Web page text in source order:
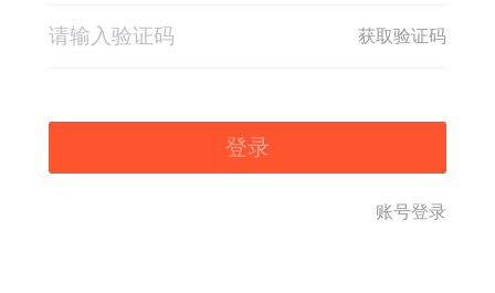
获取验证码
登录
账号登录